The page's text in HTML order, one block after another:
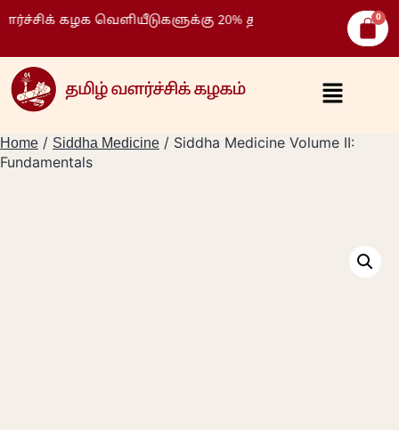
வெளியீடுகளுக்கு 20% தள்ளுபடி )
Home / Siddha Medicine / Siddha Medicine Volume II:
Fundamentals